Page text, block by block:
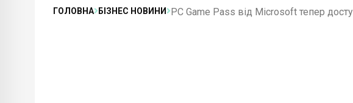
ГОЛОВНА БІЗНЕС НОВИНИ PC Game Pass від Microsoft тепер